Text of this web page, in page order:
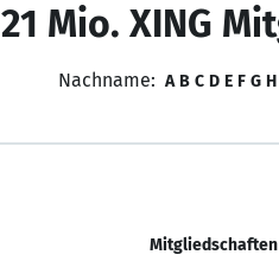
21 Mio. XING
Nachname: A B C D E F G H
Mitgliedschaften